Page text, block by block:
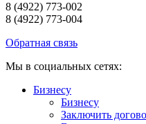
8 (4922) 773-002
8 (4922) 773-004
Обратная связь
Мы в социальных сетях:
Бизнесу
Бизнесу
Заключить